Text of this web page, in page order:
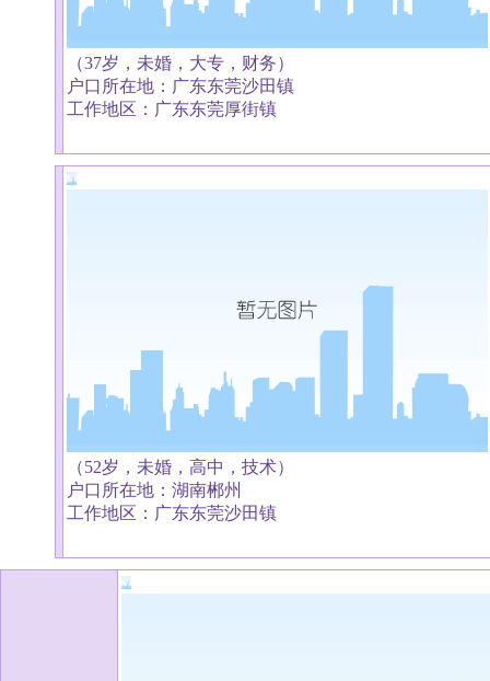
（37岁，未婚，大专，财务）
户口所在地：广东东莞沙田镇
工作地区：广东东莞厚街镇
（52岁，未婚，高中，技术）
户口所在地：湖南郴州
工作地区：广东东莞沙田镇